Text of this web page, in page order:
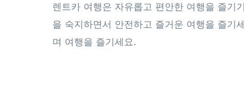
렌트카 여행은 자유롭고 편안한 여행을 즐기
을 숙지하면서 안전하고 즐거운 여행을 즐기
며 여행을 즐기세요.